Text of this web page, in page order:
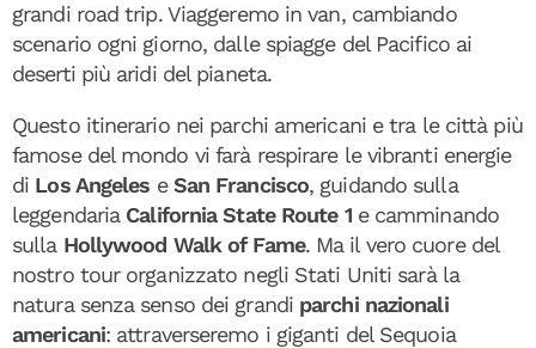
grandi road trip. Viaggeremo in van, cambiando
scenario ogni giorno, dalle spiagge del Pacifico ai
deserti più aridi del pianeta.
Questo itinerario nei parchi americani e tra le città più
famose del mondo vi farà respirare le vibranti energie
di Los Angeles eSan Francisco, guidando sulla
leggendaria California State Route 1 e camminando
sulla Hollywood Walk of Fame. Ma il vero cuore del
nostro tour organizzato negli Stati Uniti sarà la
natura senza senso dei grandi parchi nazionali
americani: attraverseremo i giganti del Sequoia